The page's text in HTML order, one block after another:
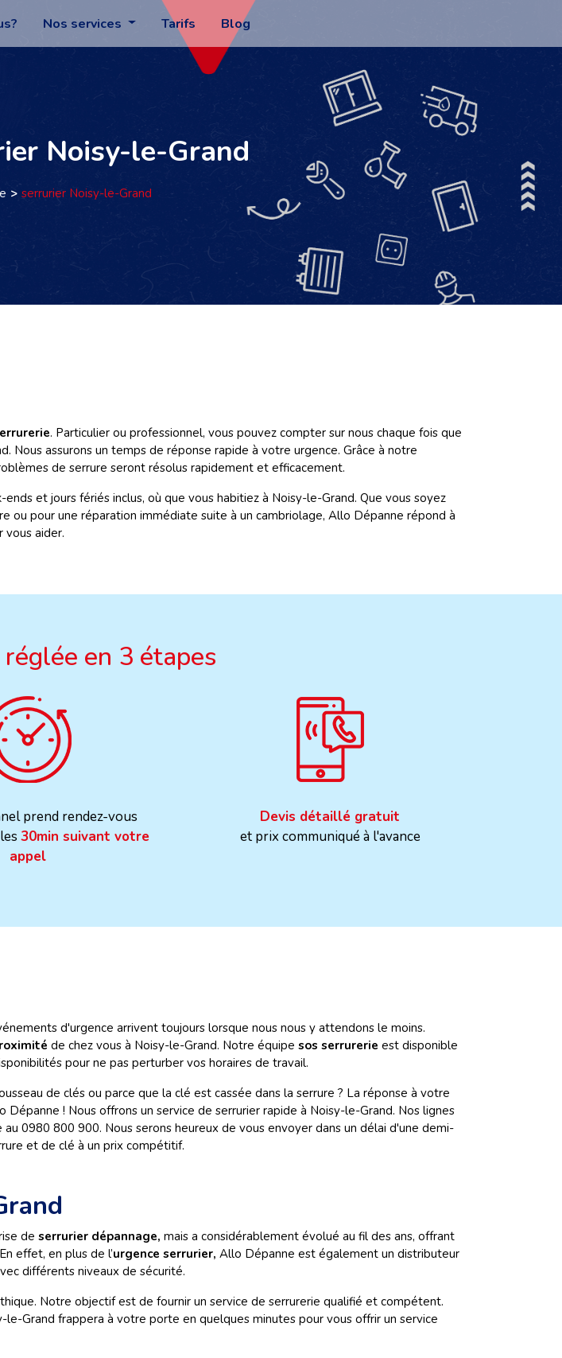
Nos services Tarifs Blog
Noisy-le-Grand
serrurier Noisy-le-Grand
. Particulier ou professionnel, vous pouvez compter sur nous chaque fois que
Nous assurons un temps de réponse rapide à votre urgence. Grâce à notre
de serrure seront résolus rapidement et efficacement.
et jours fériés inclus, où que vous habitiez à Noisy-le-Grand. Que vous soyez
ou pour une réparation immédiate suite à un cambriolage, Allo Dépanne répond à
aider.
en 3 étapes
prend rendez-vous
30min suivant votre
appel
Devis détaillé gratuit
et prix communiqué à l'avance
d'urgence arrivent toujours lorsque nous nous y attendons le moins.
de chez vous à Noisy-le-Grand. Notre équipe sos serrurerie est disponible
pour ne pas perturber vos horaires de travail.
de clés ou parce que la clé est cassée dans la serrure ? La réponse à votre
Dépanne ! Nous offrons un service de serrurier rapide à Noisy-le-Grand. Nos lignes
0980 800 900. Nous serons heureux de vous envoyer dans un délai d'une demi-
et de clé à un prix compétitif.
de serrurier dépannage, mais a considérablement évolué au fil des ans, offrant
effet, en plus de l’urgence serrurier, Allo Dépanne est également un distributeur
différents niveaux de sécurité.
Notre objectif est de fournir un service de serrurerie qualifié et compétent.
Grand frappera à votre porte en quelques minutes pour vous offrir un service